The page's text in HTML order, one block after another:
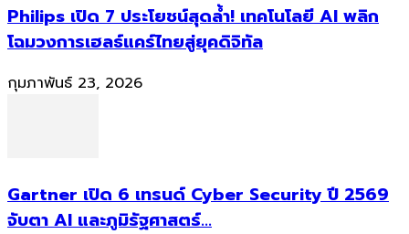
Philips เปิด 7 ประโยชน์สุดล้ำ! เทคโนโลยี AI พลิก
โฉมวงการเฮลธ์แคร์ไทยสู่ยุคดิจิทัล
กุมภาพันธ์ 23, 2026
Gartner เปิด 6 เทรนด์ Cyber Security ปี 2569
จับตา AI และภูมิรัฐศาสตร์...